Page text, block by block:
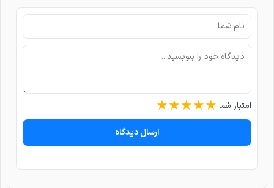
امتیاز شما: ★★★★★
ارسال دیدگاه